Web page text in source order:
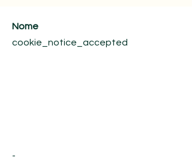
Nome
cookie_notice_accepted
-